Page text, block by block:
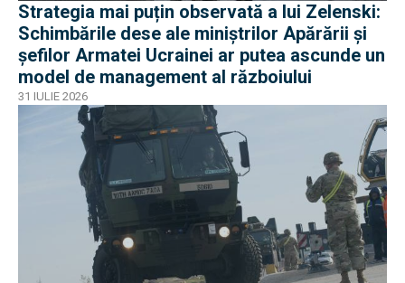
Strategia mai puțin observată a lui Zelenski:
Schimbările dese ale miniștrilor Apărării și
șefilor Armatei Ucrainei ar putea ascunde un
model de management al războiului
31 IULIE 2026